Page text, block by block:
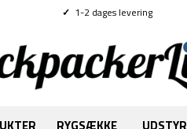
✓ 1-2 dages levering